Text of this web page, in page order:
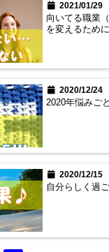
2021/01/29
向いてる職業
を変えるため
2020/12/24
2020年悩みご
2020/12/15
自分らしく過